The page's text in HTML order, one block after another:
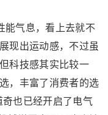
能气息，看上去就不
现出运动感，不过虽
科技感其实比较一
，丰富了消费者的选
也已经开启了电气